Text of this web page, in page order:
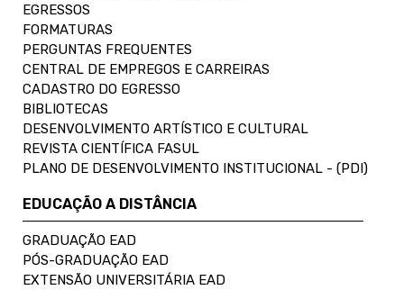
EGRESSOS
FORMATURAS
PERGUNTAS FREQUENTES
CENTRAL DE EMPREGOS E CARREIRAS
CADASTRO DO EGRESSO
BIBLIOTECAS
DESENVOLVIMENTO ARTÍSTICO E CULTURAL
REVISTA CIENTÍFICA FASUL
PLANO DE DESENVOLVIMENTO INSTITUCIONAL - (PDI)
EDUCAÇÃO A DISTÂNCIA
GRADUAÇÃO EAD
PÓS-GRADUAÇÃO EAD
EXTENSÃO UNIVERSITÁRIA EAD